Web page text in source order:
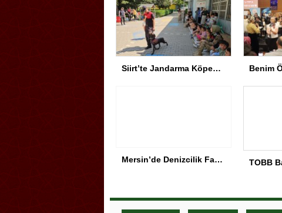
Siirt’te Jandarma Köpekleri Anaokulu’nda Gösteri Yaptı
Mersin’de Denizcilik Fakültesi binası hizmete açıldı